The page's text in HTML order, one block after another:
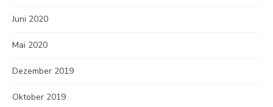
Juni 2020
Mai 2020
Dezember 2019
Oktober 2019